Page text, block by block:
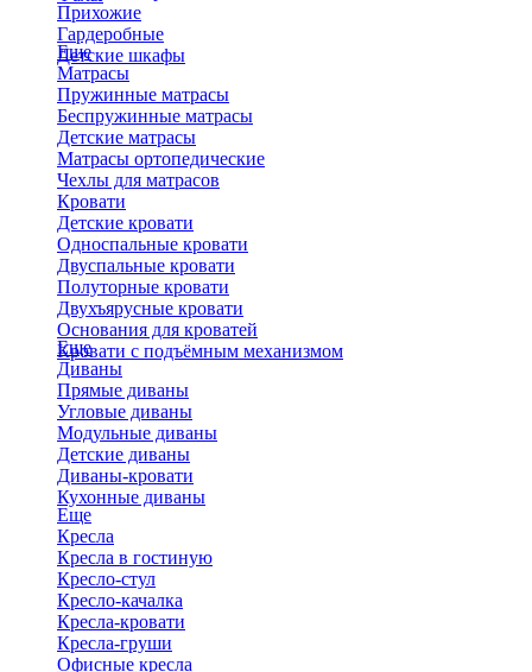
Прихожие
Гардеробные
Детские шкафы
Еще
Матрасы
Пружинные матрасы
Беспружинные матрасы
Детские матрасы
Матрасы ортопедические
Чехлы для матрасов
Кровати
Детские кровати
Односпальные кровати
Двуспальные кровати
Полуторные кровати
Двухъярусные кровати
Основания для кроватей
Кровати с подъёмным механизмом
Еще
Диваны
Прямые диваны
Угловые диваны
Модульные диваны
Детские диваны
Диваны-кровати
Кухонные диваны
Еще
Кресла
Кресла в гостиную
Кресло-стул
Кресло-качалка
Кресла-кровати
Кресла-груши
Офисные кресла